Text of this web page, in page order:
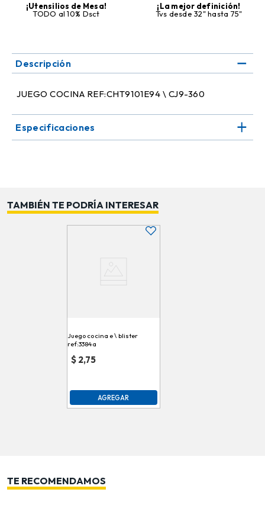
¡Utensilios de Mesa!
TODO al 10% Dsct
¡La mejor definición!
Tvs desde 32" hasta 75"
Descripción
JUEGO COCINA REF:CHT9101E94 \ CJ9-360
Especificaciones
TAMBIÉN TE PODRÍA INTERESAR
Juego cocina e \ blister
ref:3384a
$ 2,75
AGREGAR
TE RECOMENDAMOS